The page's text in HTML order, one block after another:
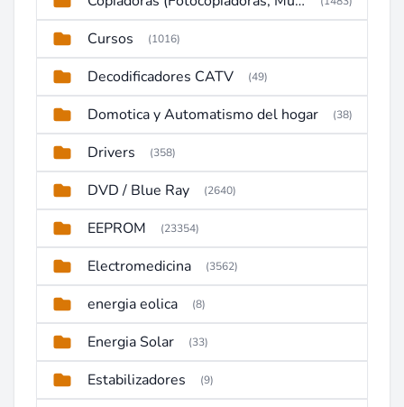
Cursos (1016)
Decodificadores CATV (49)
Domotica y Automatismo del hogar (38)
Drivers (358)
DVD / Blue Ray (2640)
EEPROM (23354)
Electromedicina (3562)
energia eolica (8)
Energia Solar (33)
Estabilizadores (9)